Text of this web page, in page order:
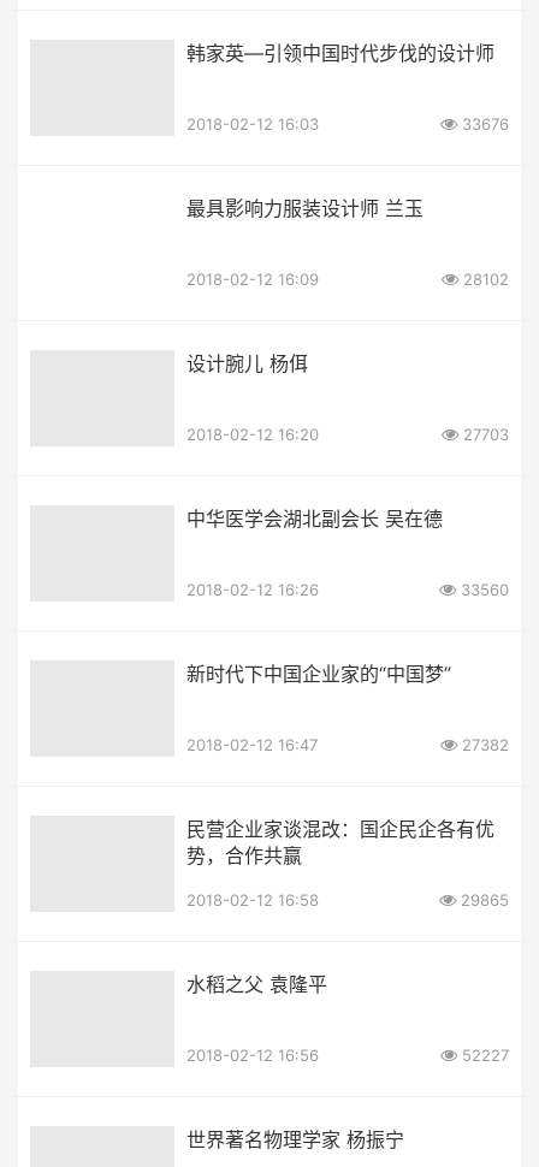
韩家英—引领中国时代步伐的设计师
2018-02-12 16:03 33676
最具影响力服装设计师 兰玉
2018-02-12 16:09 28102
设计腕儿 杨佴
2018-02-12 16:20 27703
中华医学会湖北副会长 吴在德
2018-02-12 16:26 33560
新时代下中国企业家的“中国梦”
2018-02-12 16:47 27382
民营企业家谈混改：国企民企各有优
势，合作共赢
2018-02-12 16:58 29865
水稻之父 袁隆平
2018-02-12 16:56 52227
世界著名物理学家 杨振宁